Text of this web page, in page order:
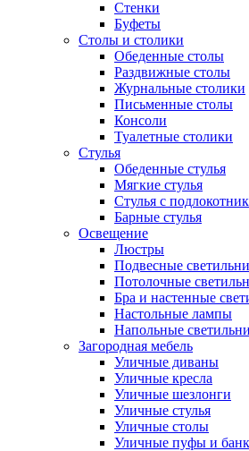
Стенки
Буфеты
Столы и столики
Обеденные столы
Раздвижные столы
Журнальные столики
Письменные столы
Консоли
Туалетные столики
Стулья
Обеденные стулья
Мягкие стулья
Стулья с
Барные стулья
Освещение
Люстры
Подвесные
Потолочные
Бра и настенные
Настольные лампы
Напольные
Загородная мебель
Уличные диваны
Уличные кресла
Уличные шезлонги
Уличные стулья
Уличные столы
Уличные пуфы и